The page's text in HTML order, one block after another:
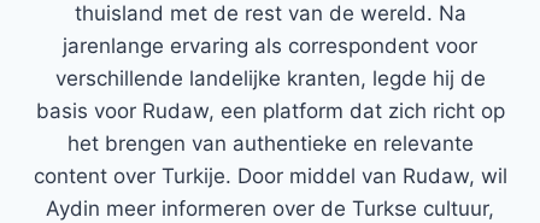
thuisland met de rest van de wereld. Na
jarenlange ervaring als correspondent voor
verschillende landelijke kranten, legde hij de
basis voor Rudaw, een platform dat zich richt op
het brengen van authentieke en relevante
content over Turkije. Door middel van Rudaw, wil
Aydin meer informeren over de Turkse cultuur,